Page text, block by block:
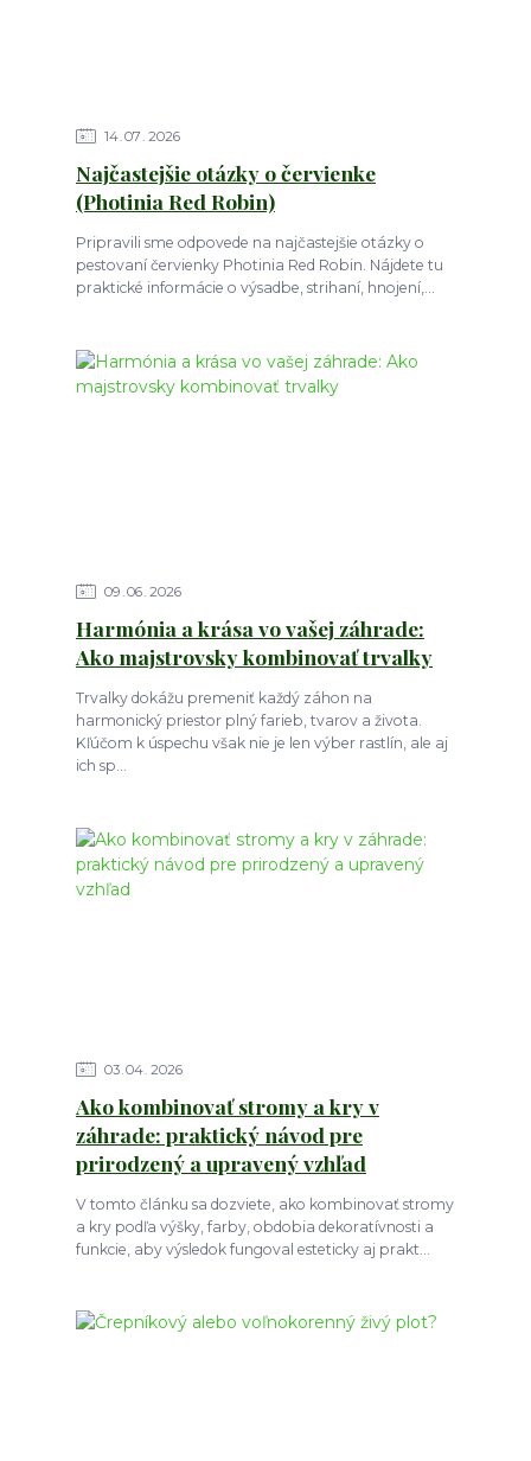
14 07 2026
Najčastejšie otázky o červienke
(Photinia Red Robin)
Pripravili sme odpovede na najčastejšie otázky o
pestovaní červienky Photinia Red Robin. Nájdete tu
praktické informácie o výsadbe, strihaní, hnojení,...
09 06 2026
Harmónia a krása vo vašej záhrade:
Ako majstrovsky kombinovať trvalky
Trvalky dokážu premeniť každý záhon na
harmonický priestor plný farieb, tvarov a života.
Kľúčom k úspechu však nie je len výber rastlín, ale aj
ich sp...
03 04 2026
Ako kombinovať stromy a kry v
záhrade: praktický návod pre
prirodzený a upravený vzhľad
V tomto článku sa dozviete, ako kombinovať stromy
a kry podľa výšky, farby, obdobia dekoratívnosti a
funkcie, aby výsledok fungoval esteticky aj prakt...